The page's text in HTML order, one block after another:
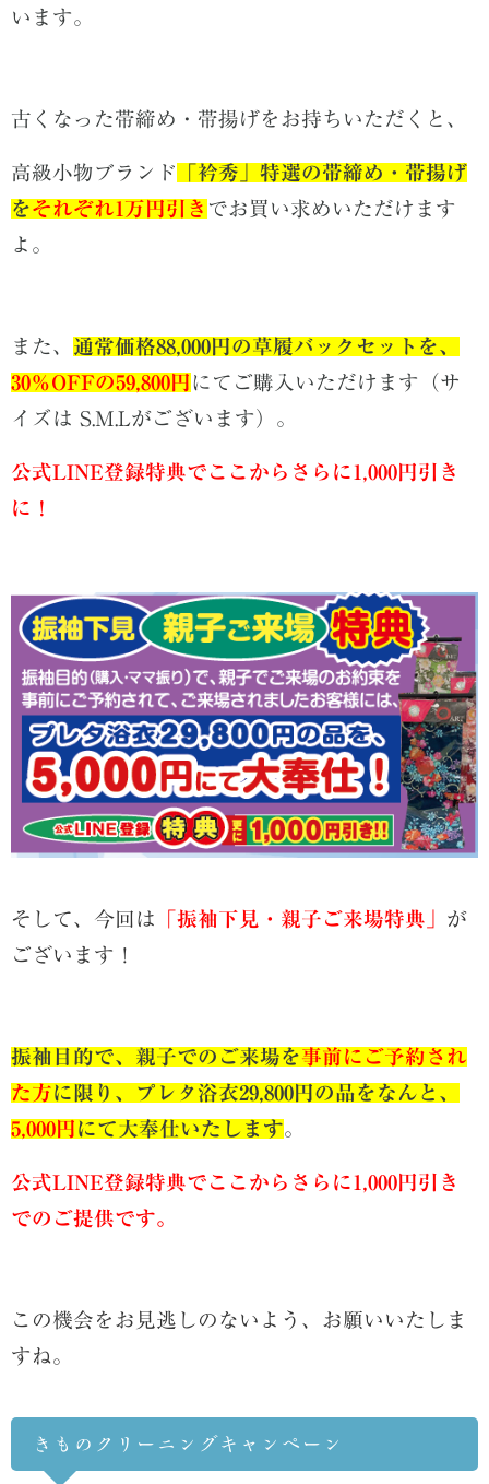
います。
古くなった帯締め・帯揚げをお持ちいただくと、
高級小物ブランド
「衿秀」特選の帯締め・帯揚げ
をそれぞれ1万円引き でお買い求めいただけます
よ。
また、 通常価格88,000円の草履バックセットを、
30％OFFの59,800円 にてご購入いただけます（サ
イズは S.M.Lがございます）。
公式LINE登録特典でここからさらに1,000円引き
に！
そして、今回は 「振袖下見・親子ご来場特典」 が
ございます！
振袖目的で、親子でのご来場を事前にご予約され
た方に限り、プレタ浴衣29,800円の品をなんと、
5,000円 にて大奉仕いたします。
公式LINE登録特典でここからさらに1,000円引き
でのご提供です。
この機会をお見逃しのないよう、お願いいたしま
すね。
きものクリーニングキャンペーン